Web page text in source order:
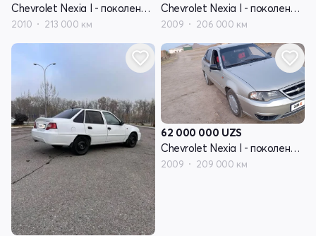
Chevrolet Nexia I - поколение рестайлинг
2010 213 000 км
Chevrolet Nexia I - поколение рестайлинг
2009 206 000 км
62 000 000 UZS
Chevrolet Nexia I - поколение рестайлинг
2009 209 000 км